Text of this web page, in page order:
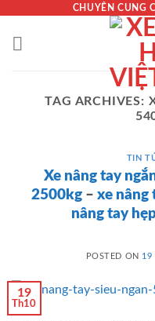
content
CHUYÊN CUNG
TAG ARCHIVES:
TIN
Xe nâng tay
2500kg– xe nâng
nâng tay
POSTED ON 19
19
Th10